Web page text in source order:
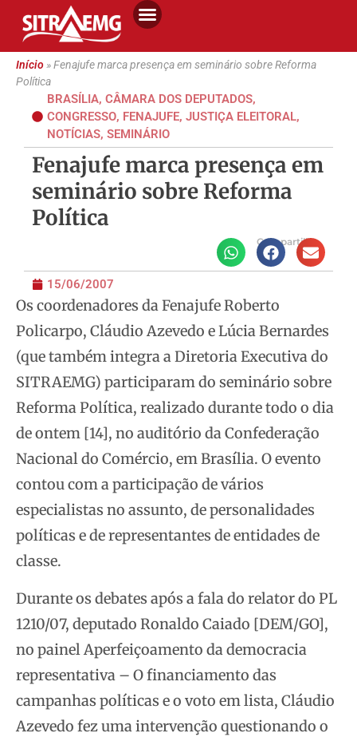
Início»Fenajufe marca presença em seminário sobre Reforma
Política
BRASÍLIA, CÂMARA DOS DEPUTADOS,
CONGRESSO, FENAJUFE, JUSTIÇA ELEITORAL,
NOTÍCIAS, SEMINÁRIO
Fenajufe marca presença em
seminário sobre Reforma
Política
Compartilhe
15/06/2007
Os coordenadores da Fenajufe Roberto
Policarpo, Cláudio Azevedo e Lúcia Bernardes
(que também integra a Diretoria Executiva do
SITRAEMG) participaram do seminário sobre
Reforma Política, realizado durante todo o dia
de ontem [14], no auditório da Confederação
Nacional do Comércio, em Brasília. O evento
contou com a participação de vários
especialistas no assunto, de personalidades
políticas e de representantes de entidades de
classe.
Durante os debates após a fala do relator do PL
1210/07, deputado Ronaldo Caiado [DEM/GO],
no painel Aperfeiçoamento da democracia
representativa – O financiamento das
campanhas políticas e o voto em lista, Cláudio
Azevedo fez uma intervenção questionando o